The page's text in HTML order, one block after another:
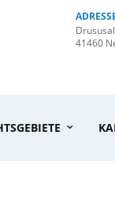
41460